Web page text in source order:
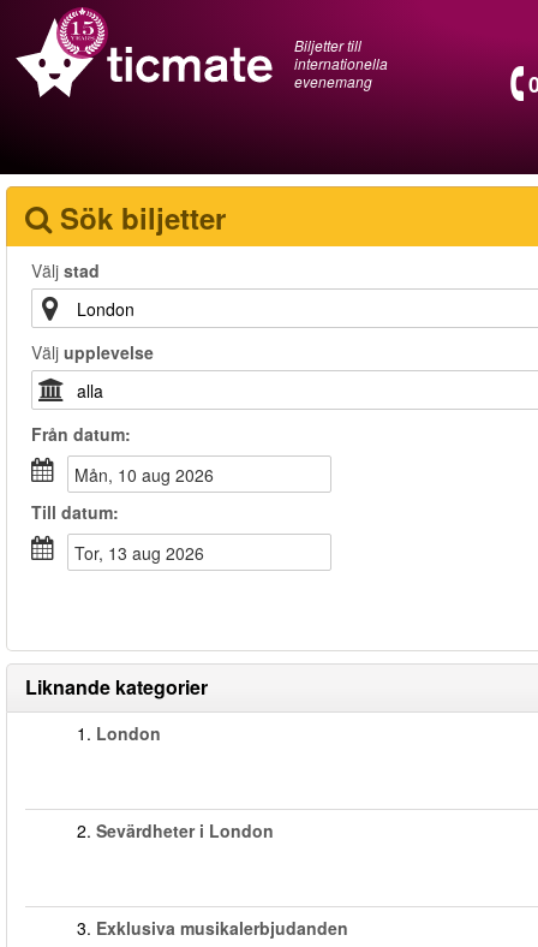
Biljetter till
internationella
evenemang
Sök biljetter
Välj stad
Välj upplevelse
Från datum:
mån, 10 aug 2026
Till datum:
tor, 13 aug 2026
Liknande kategorier
1. London
2. Sevärdheter i London
3. Exklusiva musikalerbjudanden